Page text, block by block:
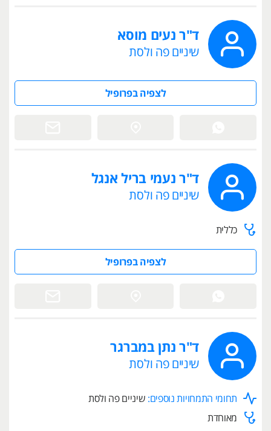
ד"ר נעים מוסא
שיניים פה ולסת
לצפיה בפרופיל
ד"ר נעמי בריל אנגל
שיניים פה ולסת
כללית
לצפיה בפרופיל
ד"ר נתן במברגר
שיניים פה ולסת
תחומי התמחויות נוספים: שיניים פה ולסת
מאוחדת